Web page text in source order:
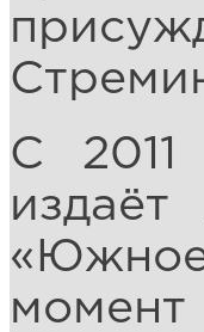
С 2011
издаёт
момент